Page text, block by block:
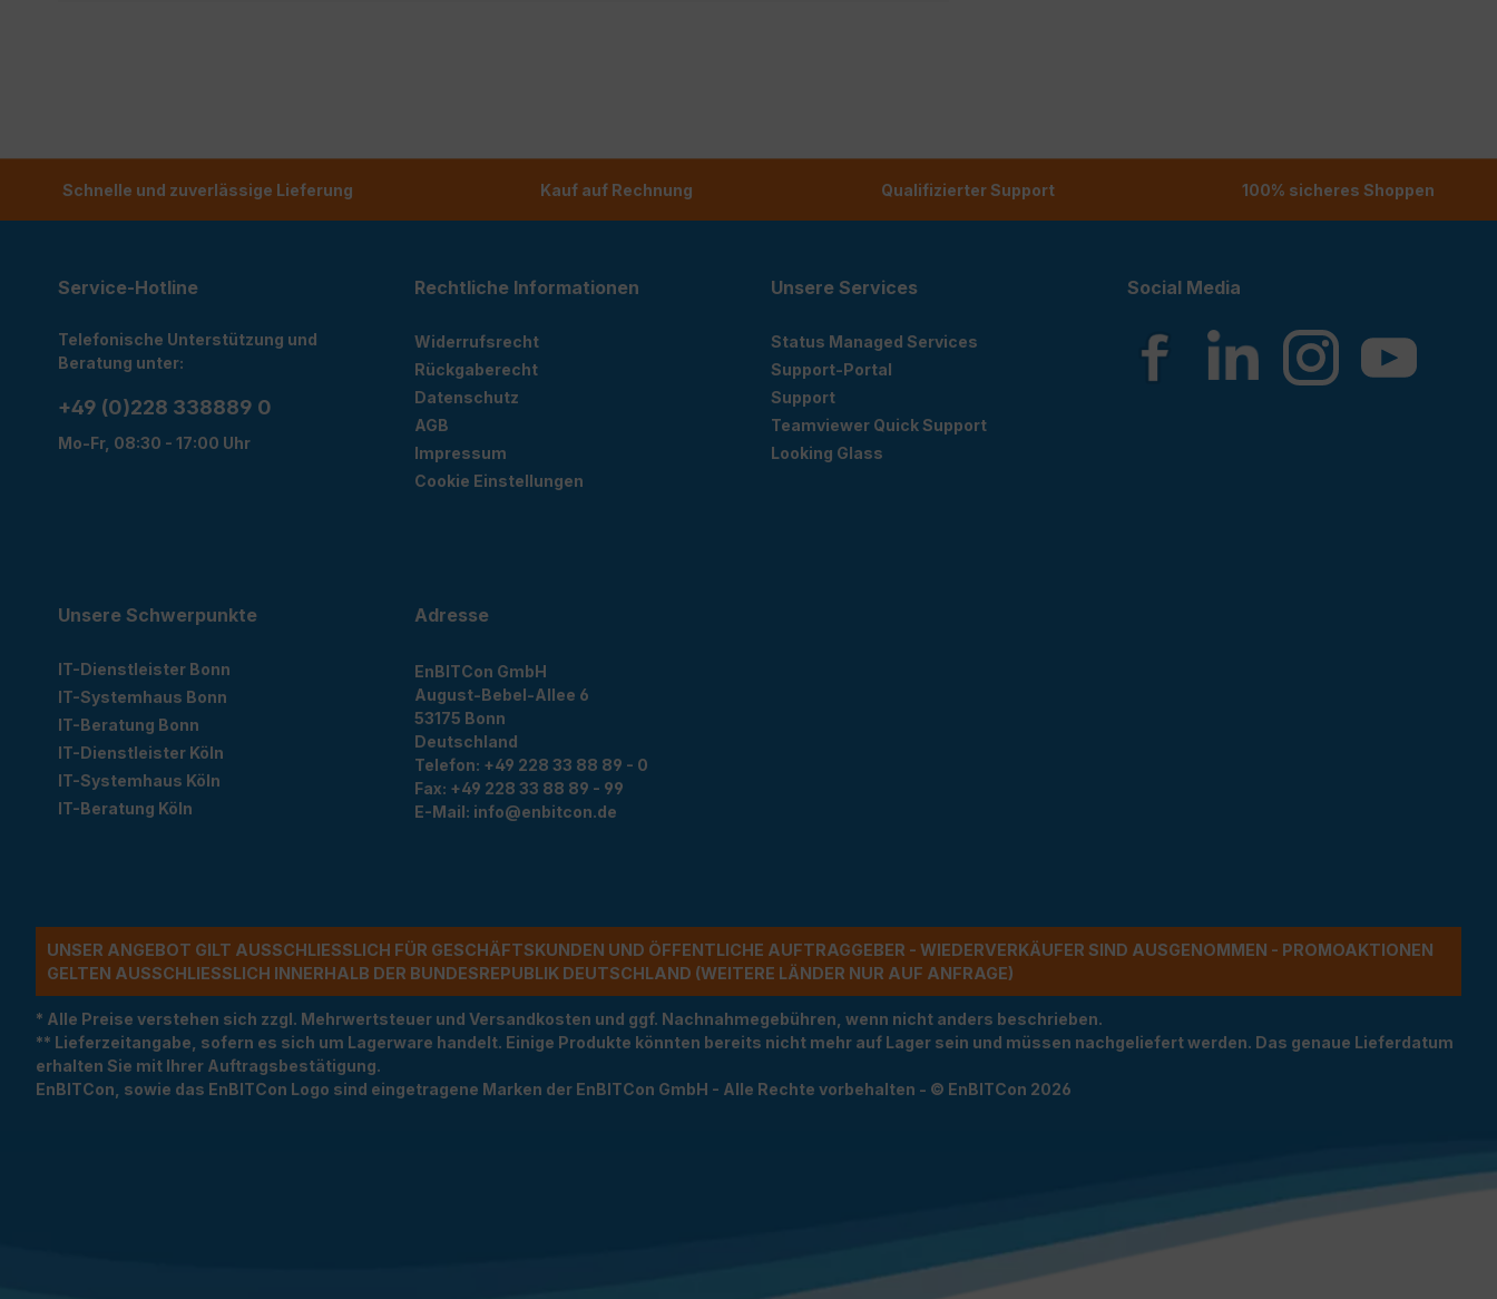
Schnelle und zuverlässige Lieferung Kauf auf Rechnung Qualifizierter Support 100% sicheres Shoppen
Service-Hotline
Telefonische Unterstützung und
Beratung unter:
+49 (0)228 338889 0
Mo-Fr, 08:30 - 17:00 Uhr
Rechtliche Informationen
Widerrufsrecht
Rückgaberecht
Datenschutz
AGB
Impressum
Cookie Einstellungen
Unsere Services
Status Managed Services
Support-Portal
Support
Teamviewer Quick Support
Looking Glass
Social Media
Unsere Schwerpunkte
IT-Dienstleister Bonn
IT-Systemhaus Bonn
IT-Beratung Bonn
IT-Dienstleister Köln
IT-Systemhaus Köln
IT-Beratung Köln
Adresse
EnBITCon GmbH
August-Bebel-Allee 6
53175 Bonn
Deutschland
Telefon: +49 228 33 88 89 - 0
Fax: +49 228 33 88 89 - 99
E-Mail: info@enbitcon.de
UNSER ANGEBOT GILT AUSSCHLIESSLICH FÜR GESCHÄFTSKUNDEN UND ÖFFENTLICHE AUFTRAGGEBER - WIEDERVERKÄUFER SIND AUSGENOMMEN - PROMOAKTIONEN G
ELTEN AUSSCHLIESSLICH INNERHALB DER BUNDESREPUBLIK DEUTSCHLAND (WEITERE LÄNDER NUR AUF ANFRAGE)
* Alle Preise verstehen sich zzgl. Mehrwertsteuer und Versandkosten und ggf. Nachnahmegebühren, wenn nicht anders beschrieben.
** Lieferzeitangabe, sofern es sich um Lagerware handelt. Einige Produkte könnten bereits nicht mehr auf Lager sein und müssen nachgeliefert werden. Das genaue Lieferdatum
erhalten Sie mit Ihrer Auftragsbestätigung.
EnBITCon, sowie das EnBITCon Logo sind eingetragene Marken der EnBITCon GmbH - Alle Rechte vorbehalten - © EnBITCon 2026